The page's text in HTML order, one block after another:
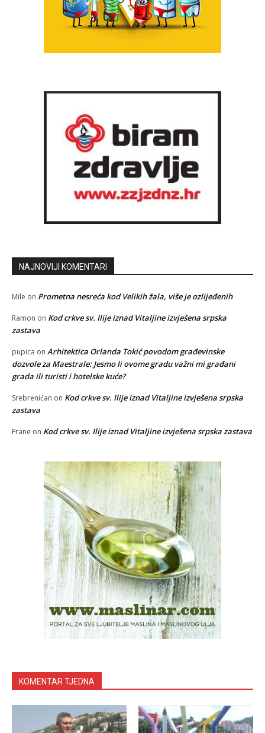
NAJNOVIJI KOMENTARI
Mile on Prometna nesreća kod Velikih žala, više je ozlijeđenih
Ramon on Kod crkve sv. Ilije iznad Vitaljine izvješena srpska
zastava
pupica on Arhitektica Orlanda Tokić povodom građevinske
dozvole za Maestrale: Jesmo li ovome gradu važni mi građani
grada ili turisti i hotelske kuće?
Srebrenićan on Kod crkve sv. Ilije iznad Vitaljine izvješena srpska
zastava
Frane on Kod crkve sv. Ilije iznad Vitaljine izvješena srpska zastava
KOMENTAR TJEDNA